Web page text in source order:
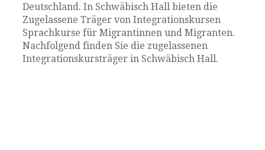
Deutschland. In Schwäbisch Hall bieten die
Zugelassene Träger von Integrationskursen
Sprachkurse für Migrantinnen und Migranten.
Nachfolgend finden Sie die zugelassenen
Integrationskursträger in Schwäbisch Hall.